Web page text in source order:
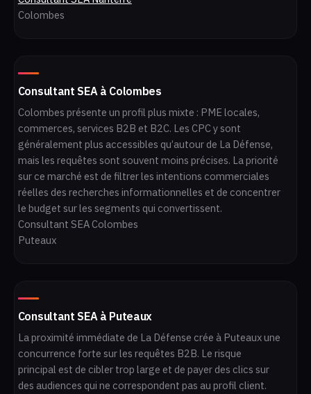
Colombes
Consultant SEA à Colombes
Colombes présente un profil plus mixte : PME locales,
commerces, services B2B et B2C. Les CPC y sont
généralement plus accessibles qu’autour de La Défense,
mais les requêtes sont souvent moins précises. La priorité
sur ce marché est de filtrer les intentions commerciales
réelles des recherches informationnelles et de concentrer
le budget sur les segments qui convertissent.
Consultant SEA Colombes
Puteaux
Consultant SEA à Puteaux
La proximité immédiate de La Défense crée à Puteaux une
concurrence forte sur les requêtes B2B. Le risque
principal est de cibler trop large et de payer des clics sur
des audiences qui ne correspondent pas au profil client.